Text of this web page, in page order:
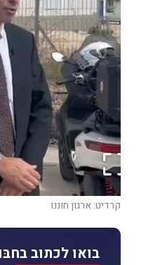
קרדיט: ארגון חוננו
בואו לכתוב